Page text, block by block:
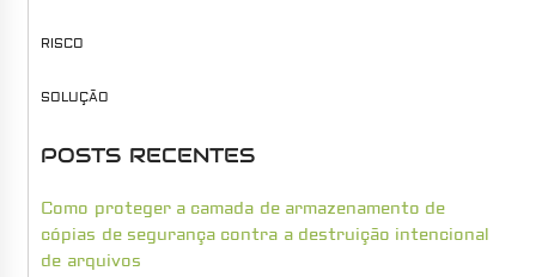
RISCO
SOLUÇÃO
POSTS RECENTES
Como proteger a camada de armazenamento de
cópias de segurança contra a destruição intencional
de arquivos